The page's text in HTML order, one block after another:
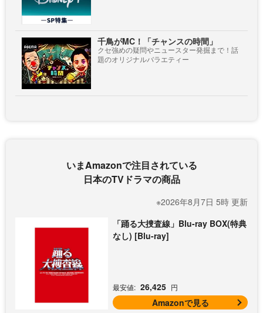
千鳥がMC！「チャンスの時間」
クセ強めの疑問やニュースター発掘まで！話
題のオリジナルバラエティー
いまAmazonで注目されている
日本のTVドラマの商品
※2026年8月7日 5時 更新
「踊る大捜査線」Blu-ray BOX(特典
なし) [Blu-ray]
最安値: 26,425 円
Amazonで見る